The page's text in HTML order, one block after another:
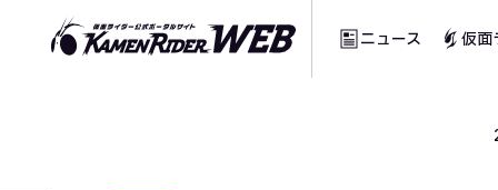
ニュース 仮面